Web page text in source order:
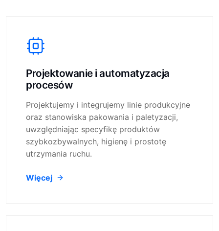
Projektowanie i automatyzacja
procesów
Projektujemy i integrujemy linie produkcyjne
oraz stanowiska pakowania i paletyzacji,
uwzględniając specyfikę produktów
szybkozbywalnych, higienę i prostotę
utrzymania ruchu.
Więcej